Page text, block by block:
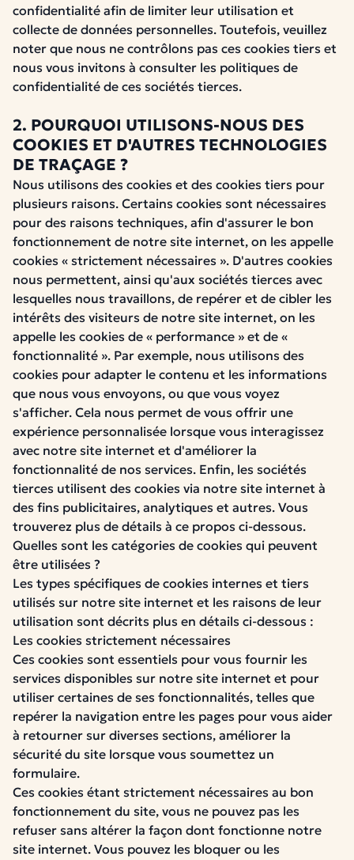
confidentialité afin de limiter leur utilisation et
collecte de données personnelles. Toutefois, veuillez
noter que nous ne contrôlons pas ces cookies tiers et
nous vous invitons à consulter les politiques de
confidentialité de ces sociétés tierces.
2. POURQUOI UTILISONS-NOUS DES
COOKIES ET D'AUTRES TECHNOLOGIES
DE TRAÇAGE ?
Nous utilisons des cookies et des cookies tiers pour
plusieurs raisons. Certains cookies sont nécessaires
pour des raisons techniques, afin d'assurer le bon
fonctionnement de notre site internet, on les appelle
cookies « strictement nécessaires ». D'autres cookies
nous permettent, ainsi qu'aux sociétés tierces avec
lesquelles nous travaillons, de repérer et de cibler les
intérêts des visiteurs de notre site internet, on les
appelle les cookies de « performance » et de «
fonctionnalité ». Par exemple, nous utilisons des
cookies pour adapter le contenu et les informations
que nous vous envoyons, ou que vous voyez
s'afficher. Cela nous permet de vous offrir une
expérience personnalisée lorsque vous interagissez
avec notre site internet et d'améliorer la
fonctionnalité de nos services. Enfin, les sociétés
tierces utilisent des cookies via notre site internet à
des fins publicitaires, analytiques et autres. Vous
trouverez plus de détails à ce propos ci-dessous.
Quelles sont les catégories de cookies qui peuvent
être utilisées ?
Les types spécifiques de cookies internes et tiers
utilisés sur notre site internet et les raisons de leur
utilisation sont décrits plus en détails ci-dessous :
Les cookies strictement nécessaires
Ces cookies sont essentiels pour vous fournir les
services disponibles sur notre site internet et pour
utiliser certaines de ses fonctionnalités, telles que
repérer la navigation entre les pages pour vous aider
à retourner sur diverses sections, améliorer la
sécurité du site lorsque vous soumettez un
formulaire.
Ces cookies étant strictement nécessaires au bon
fonctionnement du site, vous ne pouvez pas les
refuser sans altérer la façon dont fonctionne notre
site internet. Vous pouvez les bloquer ou les